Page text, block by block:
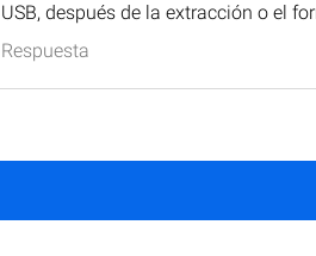
USB, después de la extracción o el
Respuesta